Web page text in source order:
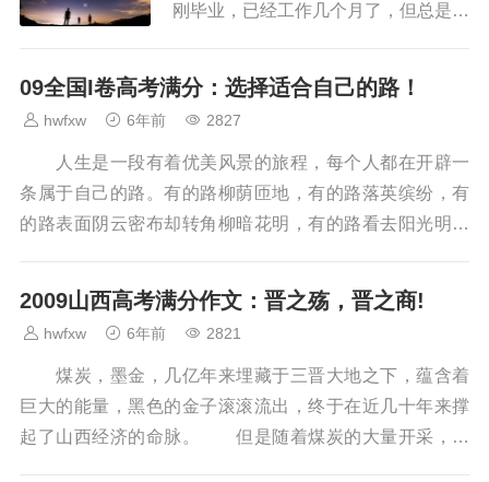
刚毕业，已经工作几个月了，但总是感
要太多名气，能养活自己和家人，有一
些自己作品的拥趸，...
09全国I卷高考满分：选择适合自己的路！
hwfxw 6年前 2827
人生是一段有着优美风景的旅程，每个人都在开辟一
条属于自己的路。有的路柳荫匝地，有的路落英缤纷，有
的路表面阴云密布却转角柳暗花明，有的路看去阳光明媚
2009山西高考满分作文：晋之殇，晋之商!
hwfxw 6年前 2821
煤炭，墨金，几亿年来埋藏于三晋大地之下，蕴含着
巨大的能量，黑色的金子滚滚流出，终于在近几十年来撑
起了山西经济的命脉。 但是随着煤炭的大量开采，地